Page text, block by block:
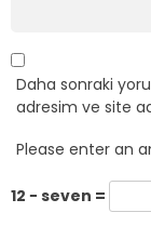
Daha sonraki
adresim ve site
Please enter an
12 − seven =